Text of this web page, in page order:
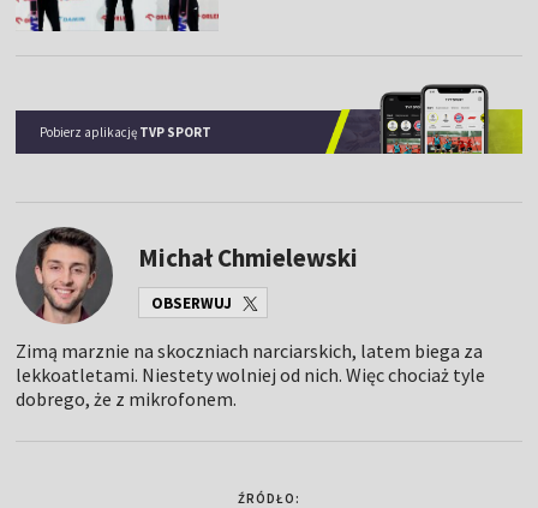
Pobierz aplikację TVP SPORT
Michał Chmielewski
OBSERWUJ
Zimą marznie na skoczniach narciarskich, latem biega za
lekkoatletami. Niestety wolniej od nich. Więc chociaż tyle
dobrego, że z mikrofonem.
ŹRÓDŁO: